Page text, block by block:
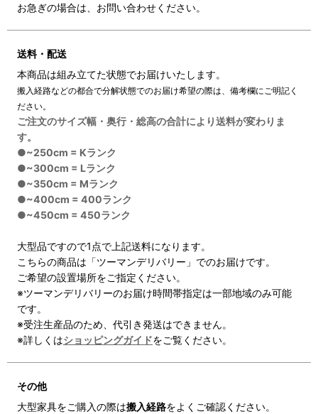
お急ぎの場合は、お問い合わせください。
送料・配送
本商品は組み立てた状態でお届けいたします。
搬入経路などの都合で分解状態でのお届け希望の際は、備考欄にご明記く
ださい。
ご注文のサイズ幅・奥行・総高の合計により送料が変わりま
す。
●~250cm = Kランク
●~300cm = Lランク
●~350cm = Mランク
●~400cm = 400ランク
●~450cm = 450ランク
大型品ですので1点で上記送料になります。
こちらの商品は「ツーマンデリバリー」でのお届けです。
ご希望の設置場所をご指定ください。
※ツーマンデリバリーのお届け時間帯指定は一部地域のみ可能
です。
※受注生産品のため、代引き発送はできません。
※詳しくはショッピングガイドをご覧ください。
その他
大型家具をご購入の際は搬入経路をよくご確認ください。